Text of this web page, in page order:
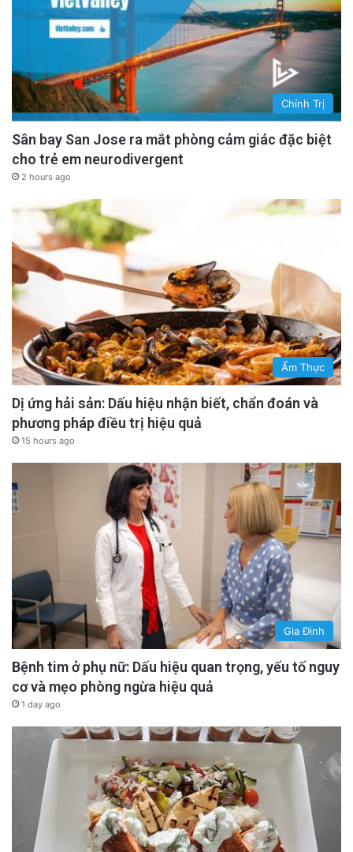
Chính Trị
Sân bay San Jose ra mắt phòng cảm giác đặc biệt
cho trẻ em neurodivergent
2 hours ago
Ẩm Thực
Dị ứng hải sản: Dấu hiệu nhận biết, chẩn đoán và
phương pháp điều trị hiệu quả
15 hours ago
Gia Đình
Bệnh tim ở phụ nữ: Dấu hiệu quan trọng, yếu tố nguy
cơ và mẹo phòng ngừa hiệu quả
1 day ago